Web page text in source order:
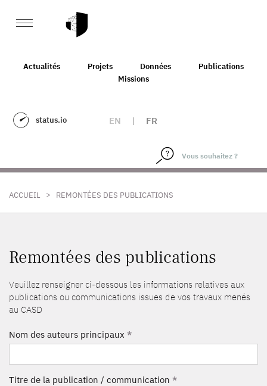
Actualités Projets Données
Publications
Missions
status.io EN | FR
ACCUEIL > REMONTÉES DES PUBLICATIONS
Remontées des publications
Veuillez renseigner ci-dessous les informations relatives aux
publications ou communications issues de vos travaux menés
au CASD
Nom des auteurs principaux *
Titre de la publication / communication *